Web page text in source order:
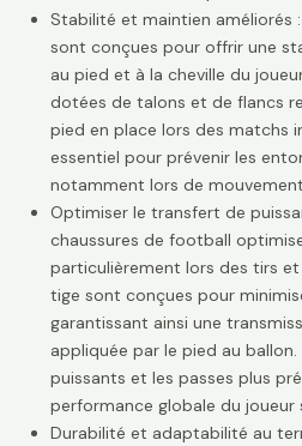
Stabilité et maintien améliorés
sont conçues pour offrir une
au pied et à la cheville du
dotées de talons et de flancs
pied en place lors des matchs
essentiel pour prévenir les
notamment lors de
Optimiser le transfert de
chaussures de football
particulièrement lors des tirs et
tige sont conçues pour
garantissant ainsi une
appliquée par le pied au
puissants et les passes plus
performance globale du joueur
Durabilité et adaptabilité au